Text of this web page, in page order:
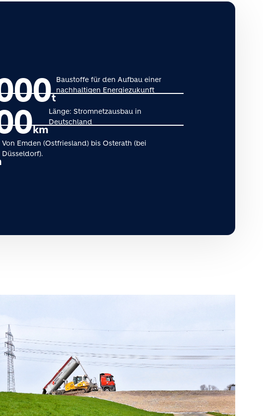
t
Baustoffe für den Aufbau einer
nachhaltigen Energiezukunft
km
Länge: Stromnetzausbau in
Deutschland
Von Emden (Ostfriesland) bis Osterath (bei
Düsseldorf).